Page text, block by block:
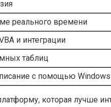
реального времени
и интеграции
таблиц
с помощью
которая лучше